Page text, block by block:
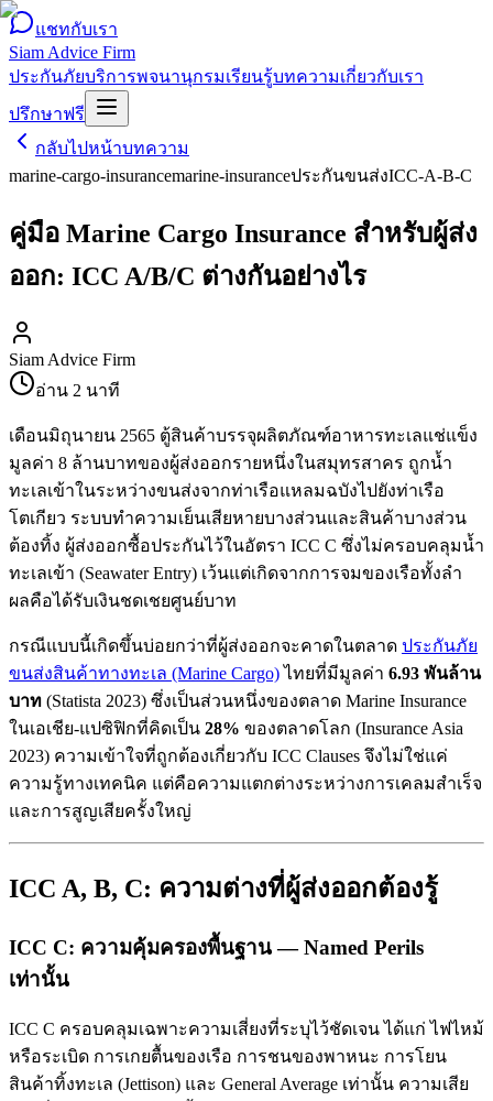
แชทกับเรา
Siam Advice Firm
ประกันภัยบริการพจนานุกรมเรียนรู้บทความเกี่ยวกับเรา
ปรึกษาฟรี
กลับไปหน้าบทความ
marine-cargo-insurancemarine-insuranceประกันขนส่งICC-A-B-C
คู่มือ Marine Cargo Insurance สำหรับผู้ส่ง
ออก: ICC A/B/C ต่างกันอย่างไร
Siam Advice Firm
อ่าน 2 นาที
เดือนมิถุนายน 2565 ตู้สินค้าบรรจุผลิตภัณฑ์อาหารทะเลแช่แข็ง
มูลค่า 8 ล้านบาทของผู้ส่งออกรายหนึ่งในสมุทรสาคร ถูกน้ำ
ทะเลเข้าในระหว่างขนส่งจากท่าเรือแหลมฉบังไปยังท่าเรือ
โตเกียว ระบบทำความเย็นเสียหายบางส่วนและสินค้าบางส่วน
ต้องทิ้ง ผู้ส่งออกซื้อประกันไว้ในอัตรา ICC C ซึ่งไม่ครอบคลุมน้ำ
ทะเลเข้า (Seawater Entry) เว้นแต่เกิดจากการจมของเรือทั้งลำ
ผลคือได้รับเงินชดเชยศูนย์บาท
กรณีแบบนี้เกิดขึ้นบ่อยกว่าที่ผู้ส่งออกจะคาดในตลาด ประกันภัย
ขนส่งสินค้าทางทะเล (Marine Cargo)ไทยที่มีมูลค่า 6.93 พันล้าน
บาท (Statista 2023) ซึ่งเป็นส่วนหนึ่งของตลาด Marine Insurance
ในเอเชีย-แปซิฟิกที่คิดเป็น 28% ของตลาดโลก (Insurance Asia
2023) ความเข้าใจที่ถูกต้องเกี่ยวกับ ICC Clauses จึงไม่ใช่แค่
ความรู้ทางเทคนิค แต่คือความแตกต่างระหว่างการเคลมสำเร็จ
และการสูญเสียครั้งใหญ่
ICC A, B, C: ความต่างที่ผู้ส่งออกต้องรู้
ICC C: ความคุ้มครองพื้นฐาน — Named Perils
เท่านั้น
ICC C ครอบคลุมเฉพาะความเสี่ยงที่ระบุไว้ชัดเจน ได้แก่ ไฟไหม้
หรือระเบิด การเกยตื้นของเรือ การชนของพาหนะ การโยน
สินค้าทิ้งทะเล (Jettison) และ General Average เท่านั้น ความเสีย